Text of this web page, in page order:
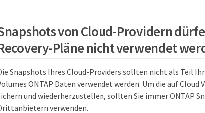
von Cloud-Providern
Pläne nicht verwendet
Snapshots Ihres Cloud-Providers sollten nicht als Teil
ONTAP Daten verwendet werden. Um die auf Cloud
und wiederherzustellen, sollten Sie immer ONTAP
verwenden.